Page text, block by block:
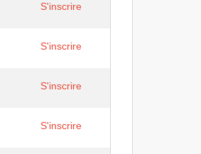
S'inscrire
S'inscrire
S'inscrire
S'inscrire